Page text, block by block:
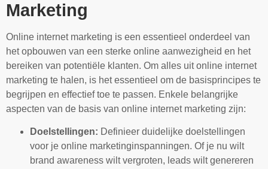
Marketing
Online internet marketing is een essentieel onderdeel van
het opbouwen van een sterke online aanwezigheid en het
bereiken van potentiële klanten. Om alles uit online internet
marketing te halen, is het essentieel om de basisprincipes te
begrijpen en effectief toe te passen. Enkele belangrijke
aspecten van de basis van online internet marketing zijn:
Doelstellingen: Definieer duidelijke doelstellingen
voor je online marketinginspanningen. Of je nu wilt
brand awareness wilt vergroten, leads wilt genereren